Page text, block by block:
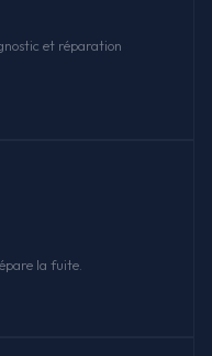
et réparation
la fuite.